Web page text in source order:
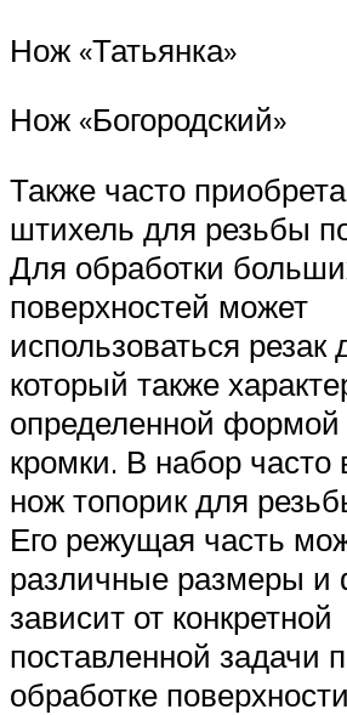
Нож «Татьянка»
Нож «Богородский»
Также часто
штихель для резьбы
Для обработки
поверхностей может
использоваться резак
который также
определенной
кромки. В набор часто
нож топорик для
Его режущая часть
различные размеры и
зависит от конкретной
поставленной задачи
обработке